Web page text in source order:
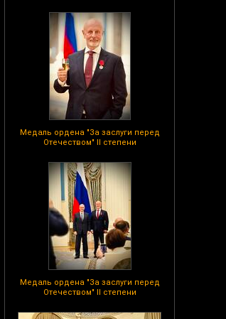
Медаль ордена "За заслуги перед
Отечеством" II степени
Медаль ордена "За заслуги перед
Отечеством" II степени